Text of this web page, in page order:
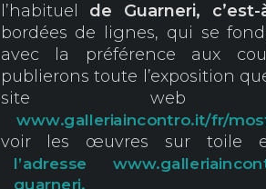
l’habituel de Guarneri, c’est-
bordées de lignes, qui se
avec la préférence aux
publierons toute l’exposition
site web
www.galleriaincontro.it/fr/
voir les œuvres sur toile
l’adresse
guarneri.